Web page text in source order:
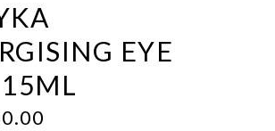
EYE